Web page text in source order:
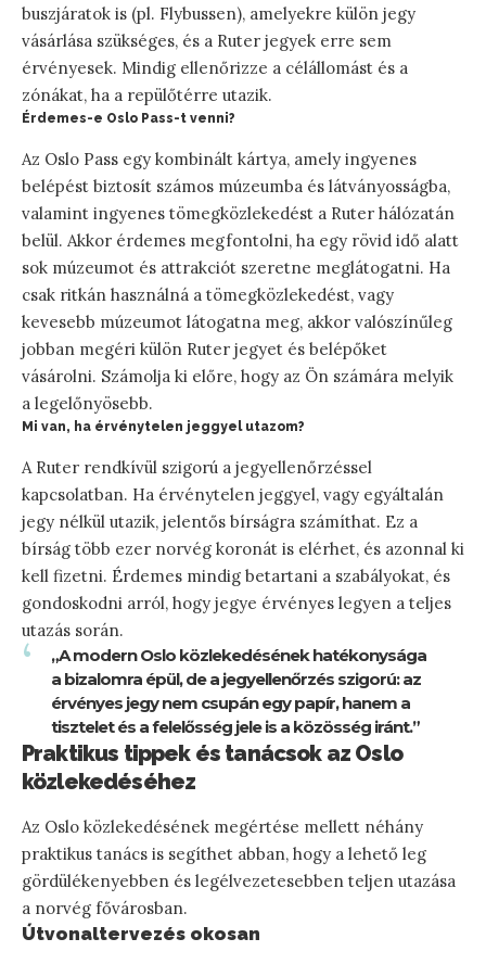
buszjáratok is (pl. Flybussen), amelyekre külön jegy
vásárlása szükséges, és a Ruter jegyek erre sem
érvényesek. Mindig ellenőrizze a célállomást és a
zónákat, ha a repülőtérre utazik.
Érdemes-e Oslo Pass-t venni?
Az Oslo Pass egy kombinált kártya, amely ingyenes
belépést biztosít számos múzeumba és látványosságba,
valamint ingyenes tömegközlekedést a Ruter hálózatán
belül. Akkor érdemes megfontolni, ha egy rövid idő alatt
sok múzeumot és attrakciót szeretne meglátogatni. Ha
csak ritkán használná a tömegközlekedést, vagy
kevesebb múzeumot látogatna meg, akkor valószínűleg
jobban megéri külön Ruter jegyet és belépőket
vásárolni. Számolja ki előre, hogy az Ön számára melyik
a legelőnyösebb.
Mi van, ha érvénytelen jeggyel utazom?
A Ruter rendkívül szigorú a jegyellenőrzéssel
kapcsolatban. Ha érvénytelen jeggyel, vagy egyáltalán
jegy nélkül utazik, jelentős bírságra számíthat. Ez a
bírság több ezer norvég koronát is elérhet, és azonnal ki
kell fizetni. Érdemes mindig betartani a szabályokat, és
gondoskodni arról, hogy jegye érvényes legyen a teljes
utazás során.
„A modern Oslo közlekedésének hatékonysága
a bizalomra épül, de a jegyellenőrzés szigorú: az
érvényes jegy nem csupán egy papír, hanem a
tisztelet és a felelősség jele is a közösség iránt.”
Praktikus tippek és tanácsok az Oslo
közlekedéséhez
Az Oslo közlekedésének megértése mellett néhány
praktikus tanács is segíthet abban, hogy a lehető leg
gördülékenyebben és legélvezetesebben teljen utazása
a norvég fővárosban.
Útvonaltervezés okosan